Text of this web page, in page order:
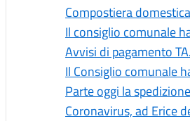
Compostiera
Il consiglio comunale
Avvisi di pagamento
Il Consiglio comunale
Parte oggi la
Coronavirus, ad Erice